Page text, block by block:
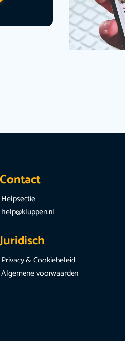
Contact
Helpsectie
help@kluppen.nl
Juridisch
Privacy & Cookiebeleid
Algemene voorwaarden